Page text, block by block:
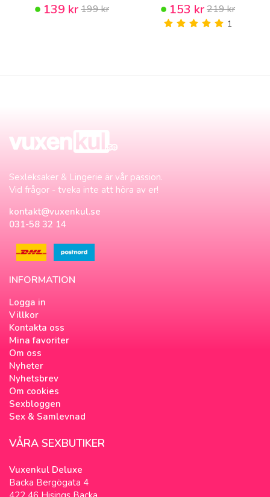
139 kr199 kr 153 kr219 kr
1
Sexleksaker & Lingerie är vår passion.
Vid frågor - tveka inte att höra av er!
kontakt@vuxenkul.se
031-58 32 14
INFORMATION
Logga in
Villkor
Kontakta oss
Mina favoriter
Om oss
Nyheter
Nyhetsbrev
Om cookies
Sexbloggen
Sex & Samlevnad
VÅRA SEXBUTIKER
Vuxenkul Deluxe
Backa Bergögata 4